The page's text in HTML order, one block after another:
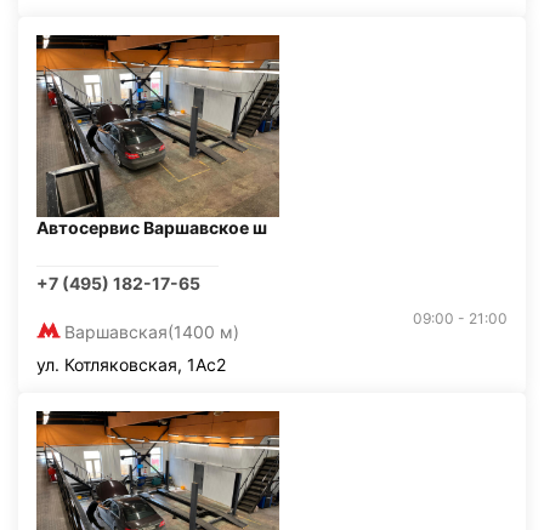
Автосервис Варшавское ш
+7 (495) 182-17-65
Варшавская(1400 м)
09:00 - 21:00
ул. Котляковская, 1Ас2